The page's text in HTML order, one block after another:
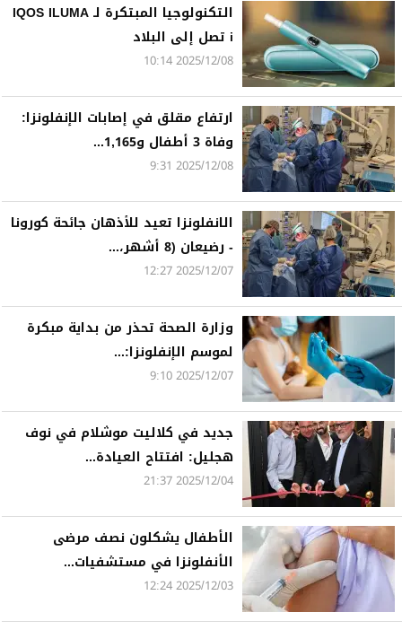
التكنولوجيا المبتكرة لـ IQOS ILUMA
i تصل إلى البلاد
2025/12/08 10:14
ارتفاع مقلق في إصابات الإنفلونزا:
وفاة 3 أطفال و1,165...
2025/12/08 9:31
الانفلونزا تعيد للأذهان جائحة كورونا
- رضيعان (8 أشهر،...
2025/12/07 12:27
وزارة الصحة تحذر من بداية مبكرة
لموسم الإنفلونزا:...
2025/12/07 9:10
جديد في كلاليت موشلام في نوف
هجليل: افتتاح العيادة...
2025/12/04 21:37
الأطفال يشكلون نصف مرضى
الأنفلونزا في مستشفيات...
2025/12/03 12:24